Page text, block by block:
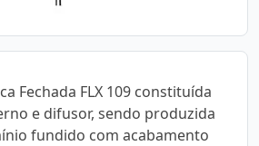
Fechada FLX 109 constituída
e difusor, sendo produzida
fundido com acabamento